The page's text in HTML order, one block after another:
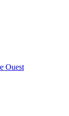
Ouest